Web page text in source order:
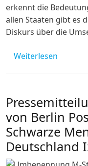
erkennt die
allen Staaten gibt es
Diskurs über die
Weiterlesen
von Berlin
Schwarze
Deutschland